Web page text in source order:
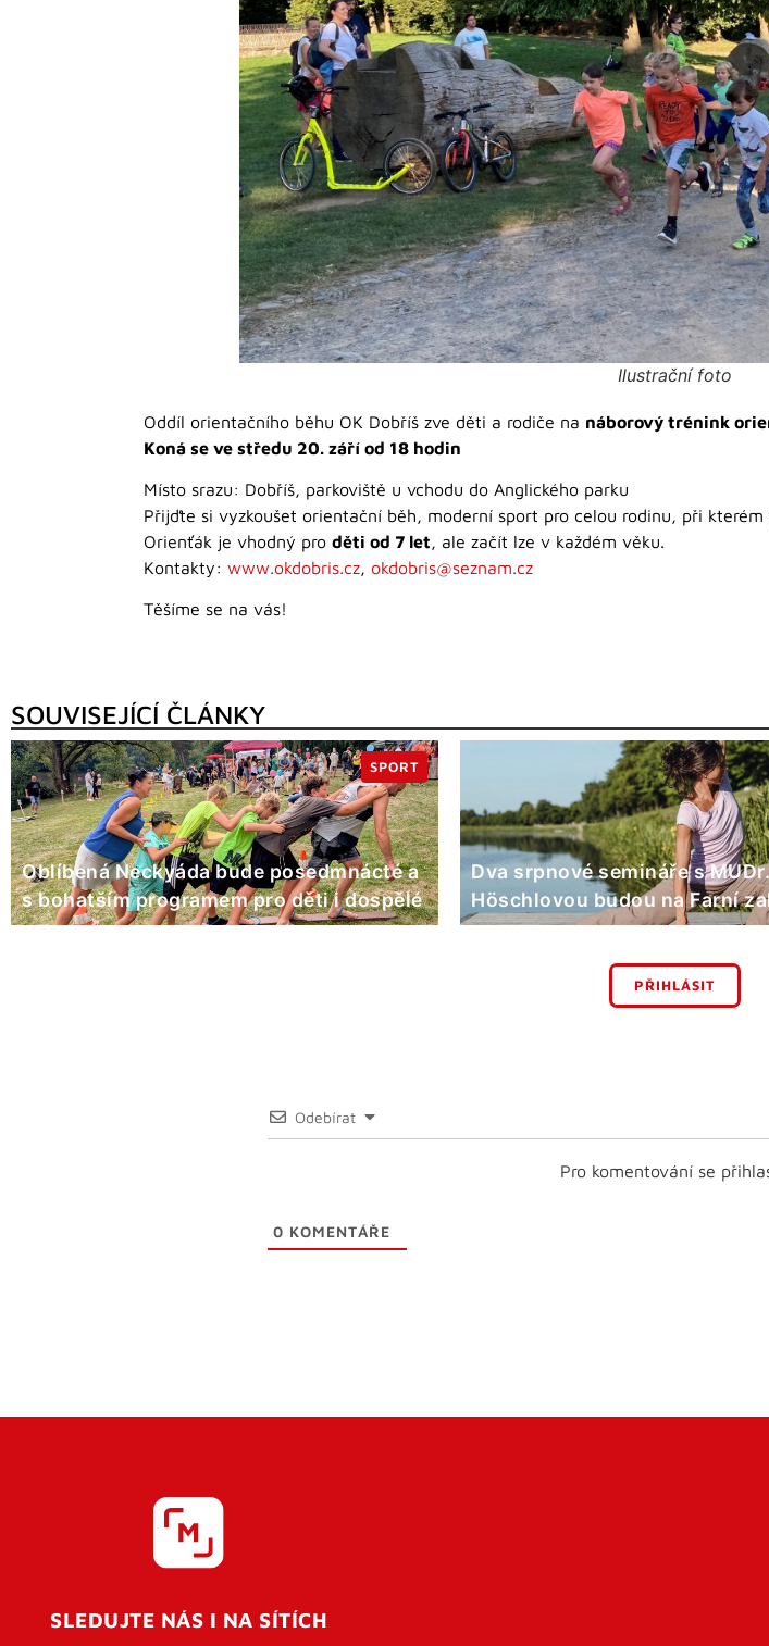
Ilustrační foto
Oddíl orientačního běhu OK Dobříš zve děti a rodiče na náborový trénink
Koná se ve středu 20. září od 18 hodin
Místo srazu: Dobříš, parkoviště u vchodu do Anglického parku
Přijďte si vyzkoušet orientační běh, moderní sport pro celou rodinu, při
Orienťák je vhodný pro děti od 7 let, ale začít lze v každém věku.
Kontakty: www.okdobris.cz, okdobris@seznam.cz
Těšíme se na vás!
SOUVISEJÍCÍ ČLÁNKY
Oblíbená Neckyáda bude posedmnácté a
s bohatším programem pro děti i dospělé
SPORT
Dva srpnové semináře s
Höschlovou budou na Farní
PŘIHLÁSIT
Odebírat
Pro komentování se
0 KOMENTÁŘE
SLEDUJTE NÁS I NA SÍTÍCH